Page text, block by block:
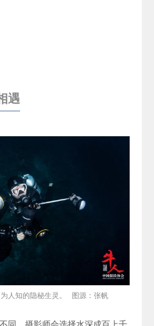
遇
人知的隐秘生灵。 图源：张帆